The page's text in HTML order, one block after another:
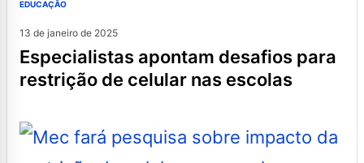
EDUCAÇÃO
13 de janeiro de 2025
especialistas apontam desafios para
restrição de celular nas escolas